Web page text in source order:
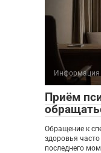
Информация
Приём
Обращение к
здоровья
последнего